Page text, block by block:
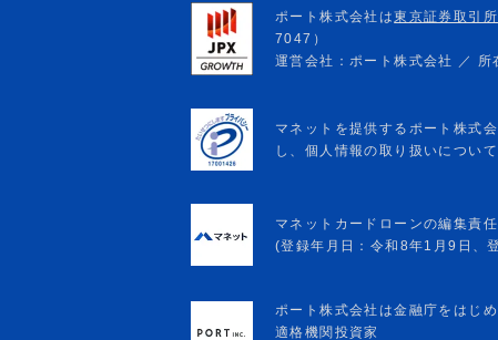
マネットカードローンの編集責
(登録年月日：令和8年1月9日
ポート株式会社は金融庁をはじ
適格機関投資家